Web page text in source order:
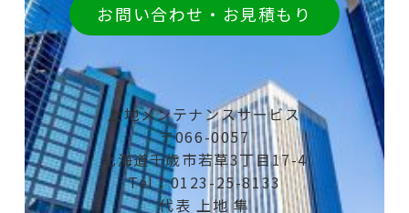
お問い合わせ・お見積もり
上地メンテナンスサービス
〒066-0057
北海道千歳市若草3丁目17-4
Tel：0123-25-8133
代表 上地 隼